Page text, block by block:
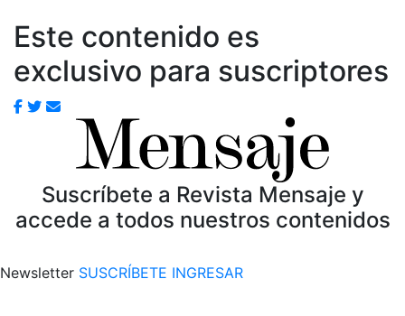
Este contenido es
exclusivo para suscriptores
Suscríbete a Revista Mensaje y
accede a todos nuestros contenidos
Newsletter SUSCRÍBETE INGRESAR